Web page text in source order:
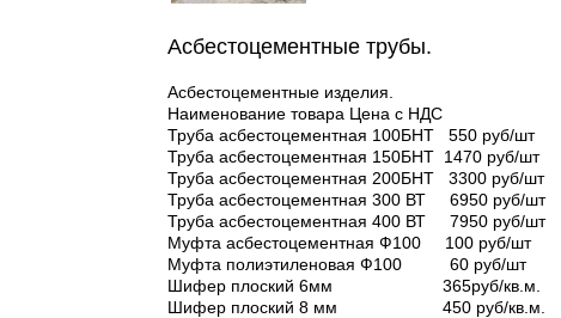
Асбестоцементные трубы.
Асбестоцементные изделия.
Наименование товара Цена с НДС
Труба асбестоцементная 100БНТ 550 руб/шт
Труба асбестоцементная 150БНТ 1470 руб/шт
Труба асбестоцементная 200БНТ 3300 руб/шт
Труба асбестоцементная 300 ВТ 6950 руб/шт
Труба асбестоцементная 400 ВТ 7950 руб/шт
Муфта асбестоцементная Ф100 100 руб/шт
Муфта полиэтиленовая Ф100 60 руб/шт
Шифер плоский 6мм 365руб/кв.м.
Шифер плоский 8 мм 450 руб/кв.м.